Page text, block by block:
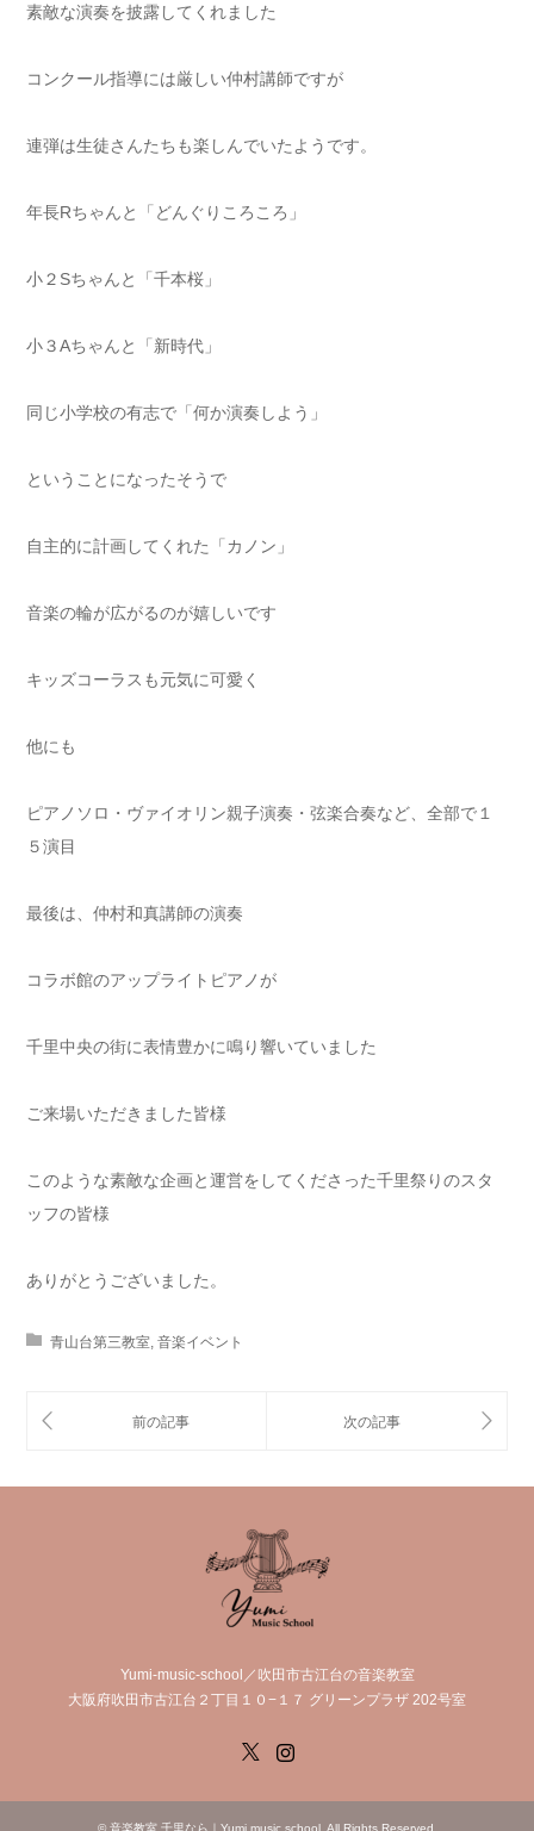
素敵な演奏を披露してくれました
コンクール指導には厳しい仲村講師ですが
連弾は生徒さんたちも楽しんでいたようです。
年長Rちゃんと「どんぐりころころ」
小２Sちゃんと「千本桜」
小３Aちゃんと「新時代」
同じ小学校の有志で「何か演奏しよう」
ということになったそうで
自主的に計画してくれた「カノン」
音楽の輪が広がるのが嬉しいです
キッズコーラスも元気に可愛く
他にも
ピアノソロ・ヴァイオリン親子演奏・弦楽合奏など、全部で１
５演目
最後は、仲村和真講師の演奏
コラボ館のアップライトピアノが
千里中央の街に表情豊かに鳴り響いていました
ご来場いただきました皆様
このような素敵な企画と運営をしてくださった千里祭りのスタ
ッフの皆様
ありがとうございました。
青山台第三教室 音楽イベント
Yumi-music-school／吹田市古江台の音楽教室
大阪府吹田市古江台２丁目１０−１７ グリーンプラザ 202号室
© 音楽教室 千里なら｜Yumi music school. All Rights Reserved.